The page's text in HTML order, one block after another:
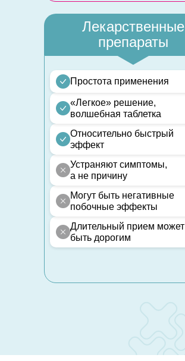
Простота применения
«Легкое» решение,
волшебная таблетка
Относительно быстрый
эффект
Устраняют симптомы,
а не причину
Могут быть негативные
побочные эффекты
Длительный прием может
быть дорогим
Лекарственные
препараты